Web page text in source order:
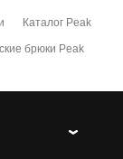
Каталог Peak
брюки Peak